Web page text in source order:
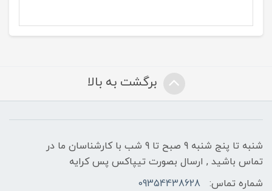
برگشت به بالا
شنبه تا پنج شنبه 9 صبح تا 9 شب با کارشناسان ما در
تماس باشید , ارسال بصورت تیپاکس پس کرایه
شماره تماس:
09354438628